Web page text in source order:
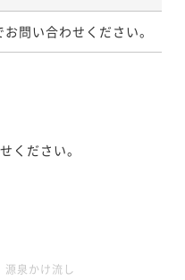
2名 ¥ 26,784 ~
得プラン（朝食付
15:00 - 26:00 OUT11:00
¥ 14,860 ~
アルステイを満喫】
15:00 - 29:00 OUT11:00
問い合わせください。
ください。
源泉かけ流し